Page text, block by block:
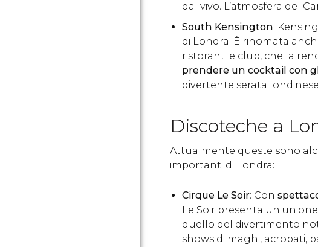
dal vivo. L’atmosfera del
South Kensington:
di Londra. È rinomata
ristoranti e club, che la
prendere un cocktail con
divertente serata
Discoteche a
Attualmente queste sono
importanti di Londra:
Cirque Le Soir: Con
Le Soir presenta
quello del divertimento
shows di maghi, acrobati,